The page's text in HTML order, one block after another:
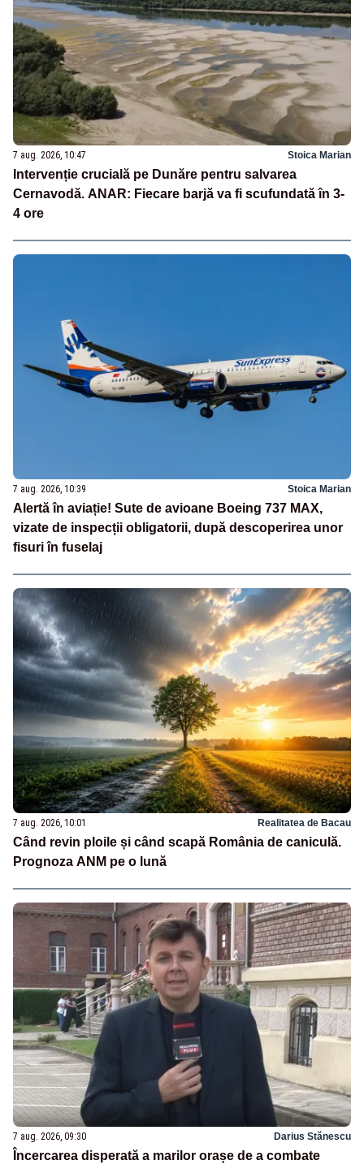
7 aug. 2026, 10:47 Stoica Marian
Intervenție crucială pe Dunăre pentru salvarea
Cernavodă. ANAR: Fiecare barjă va fi scufundată în 3-
4 ore
7 aug. 2026, 10:39 Stoica Marian
Alertă în aviație! Sute de avioane Boeing 737 MAX,
vizate de inspecții obligatorii, după descoperirea unor
fisuri în fuselaj
7 aug. 2026, 10:01 Realitatea de Bacau
Când revin ploile și când scapă România de caniculă.
Prognoza ANM pe o lună
7 aug. 2026, 09:30 Darius Stănescu
Încercarea disperată a marilor orașe de a combate